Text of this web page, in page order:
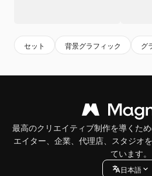
セット 背景グラフィック グ
最高のクリエイティブ制作を導くた
エイター、企業、代理店、スタジオ
ています。
日本語